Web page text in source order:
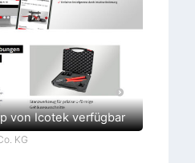
von Icotek verfügbar
KG